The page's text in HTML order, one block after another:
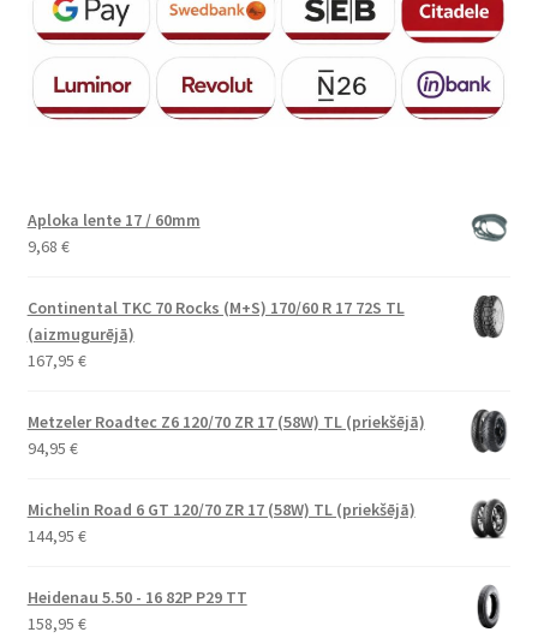
Aploka lente 17 / 60mm
9,68 €
Continental TKC 70 Rocks (M+S) 170/60 R 17 72S TL
(aizmugurējā)
167,95 €
Metzeler Roadtec Z6 120/70 ZR 17 (58W) TL (priekšējā)
94,95 €
Michelin Road 6 GT 120/70 ZR 17 (58W) TL (priekšējā)
144,95 €
Heidenau 5.50 - 16 82P P29 TT
158,95 €